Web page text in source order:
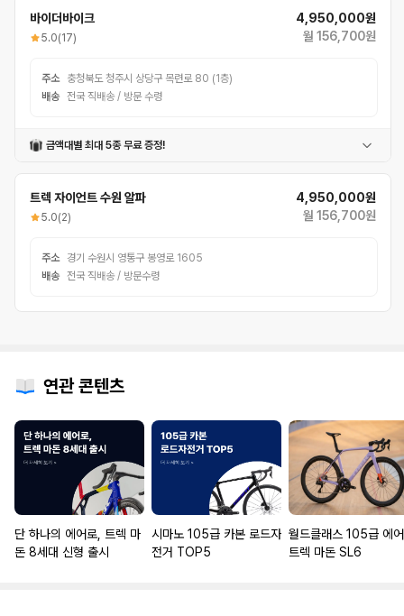
안장가방
폰거치대 컵홀더
자전거벨
체인오일
바이더바이크
5.0(17)
4,950,000원
월 156,700원
주소
충청북도 청주시 상당구 목련로 80 (1층)
배송 전국 직배송 / 방문 수령
금액대별 최대 5종 무료 증정!
트렉 자이언트 수원 알파
5.0(2)
4,950,000원
월 156,700원
주소
경기 수원시 영통구 봉영로 1605
배송 전국 직배송 / 방문수령
연관 콘텐츠
단 하나의 에어로, 트렉 마
돈 8세대 신형 출시
시마노 105급 카본 로드자
전거 TOP5
월드클래스 105급 에
트렉 마돈 SL6